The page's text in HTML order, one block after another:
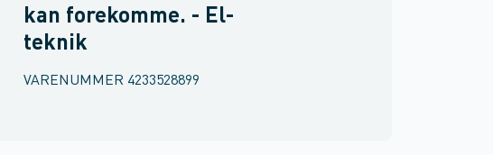
kan forekomme. - El-
teknik
VARENUMMER 4233528899